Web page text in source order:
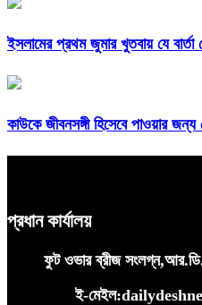
ইসলামের প্রথম জুমার খুতবায় যে বার্তা
কাউকে জীবনসঙ্গী হিসেবে পাওয়ার জন্য
প্রধান কার্যালয়
ফুট ওভার ব্রীজ সংলগ্ন,আর.ডি.এ
ই-